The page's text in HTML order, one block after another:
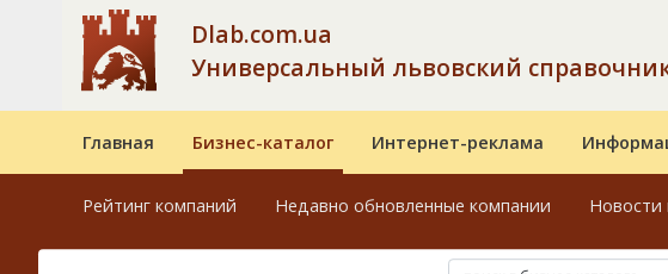
Dlab.com.ua
Универсальный львовский
Главная Бизнес-каталог Интернет-реклама
Рейтинг компаний Недавно обновленные компании Новости